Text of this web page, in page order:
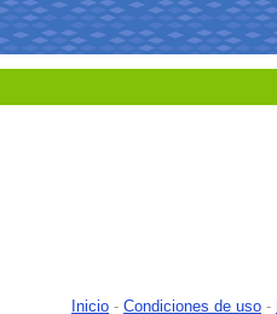
Inicio - Condiciones de uso -